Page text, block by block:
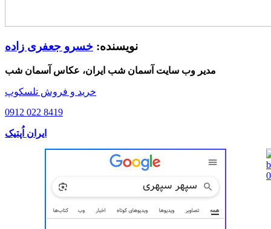
نویسنده: خسرو جعفری زاده
مدیر وب سایت آسمان شب ایران، عکاس آسمان شب
خرید و فروش تلسکوپ
0912 022 8419
ایران اُپتیک